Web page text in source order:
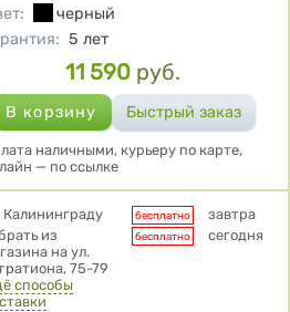
:
черный
: 5 лет
Цена
11 590 руб.
наличными, курьеру по карте,
— по ссылке
доставки
Калининграду бесплатно
завтра
из
на ул.
75-79
бесплатно сегодня
способы